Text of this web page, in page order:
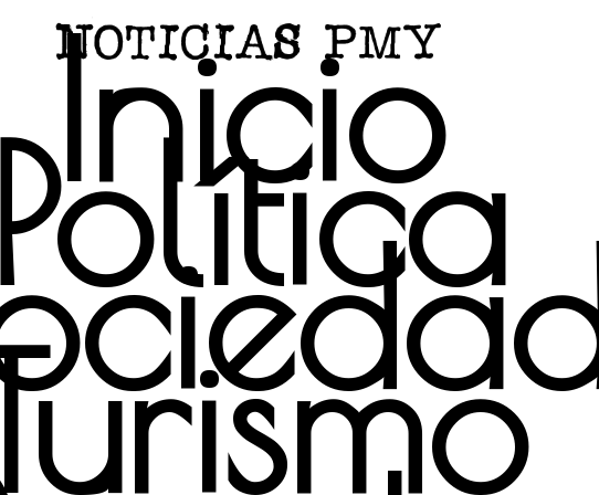
Inicio